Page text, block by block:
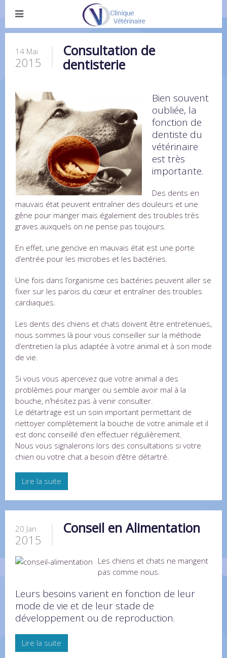
14 Mai
2015
Consultation de
dentisterie
Bien souvent
oubliée, la
fonction de
dentiste du
vétérinaire
est très
importante.
Des dents en
mauvais état peuvent entraîner des douleurs et une
gêne pour manger mais également des troubles très
graves auxquels on ne pense pas toujours.
En effet, une gencive en mauvais état est une porte
d’entrée pour les microbes et les bactéries.
Une fois dans l’organisme ces bactéries peuvent aller se
fixer sur les parois du cœur et entraîner des troubles
cardiaques.
Les dents des chiens et chats doivent être entretenues,
nous sommes là pour vous conseiller sur la méthode
d’entretien la plus adaptée à votre animal et à son mode
de vie.
Si vous vous apercevez que votre animal a des
problèmes pour manger ou semble avoir mal à la
bouche, n’hésitez pas à venir consulter.
Le détartrage est un soin important permettant de
nettoyer complètement la bouche de votre animale et il
est donc conseillé d’en effectuer régulièrement.
Nous vous signalerons lors des consultations si votre
chien ou votre chat a besoin d’être détartré.
Lire la suite
20 Jan
2015
Conseil en Alimentation
Les chiens et chats ne mangent
pas comme nous.
Leurs besoins varient en fonction de leur
mode de vie et de leur stade de
développement ou de reproduction.
Lire la suite